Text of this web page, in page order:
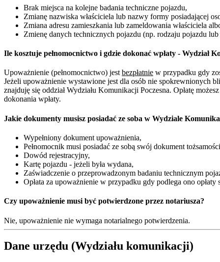
Brak miejsca na kolejne badania techniczne pojazdu,
Zmianę nazwiska właściciela lub nazwy formy posiadającej
Zmiana adresu zamieszkania lub zameldowania właściciela
Zmienę danych technicznych pojazdu (np. rodzaju pojazdu lub
Ile kosztuje pełnomocnictwo i gdzie dokonać wpłaty - Wydział
Upoważnienie (pełnomocnictwo) jestbezpłatnie w przypadku gdy
Jeżeli upoważnienie wystawione jest dla osób nie spokrewnionych
znajduję się oddział Wydziału Komunikacji Poczesna. Opłatę
dokonania wpłaty.
Jakie dokumenty musisz posiadać ze soba w Wydziale
Wypełniony dokument upoważnienia,
Pełnomocnik musi posiadać ze sobą swój dokument
Dowód rejestracyjny,
Kartę pojazdu - jeżeli była wydana,
Zaświadczenie o przeprowadzonym badaniu technicznym
Opłata za upoważnienie w przypadku gdy podlega ono
Czy upoważnienie musi być potwierdzone przez notariusza?
Nie, upoważnienie nie wymaga notarialnego potwierdzenia.
Dane urzędu (Wydziału komunikacji)